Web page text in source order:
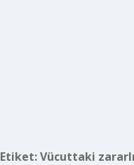
Etiket:Vücuttaki